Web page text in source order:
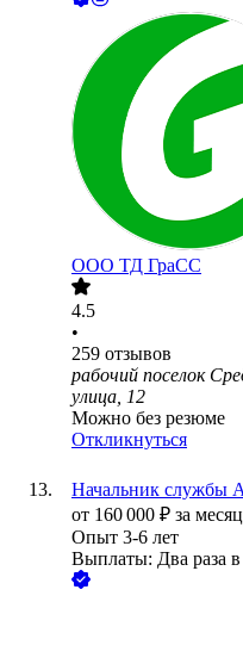
ООО ТД ГраСС
4.5
•
259 отзывов
рабочий поселок
улица, 12
Можно без резюме
Откликнуться
Начальник службы
от 160 000 ₽ за
Опыт 3-6 лет
Выплаты: Два раза в